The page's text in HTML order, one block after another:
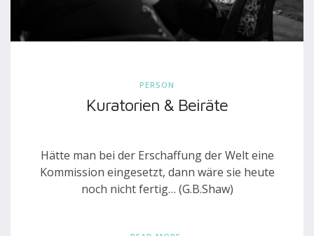
PERSON
Kuratorien & Beiräte
Hätte man bei der Erschaffung der Welt eine
Kommission eingesetzt, dann wäre sie heute
noch nicht fertig… (G.B.Shaw)